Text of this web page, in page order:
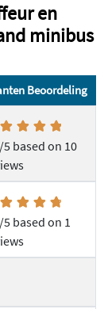
en
minibus
Beoordeling
based on 10
based on 1